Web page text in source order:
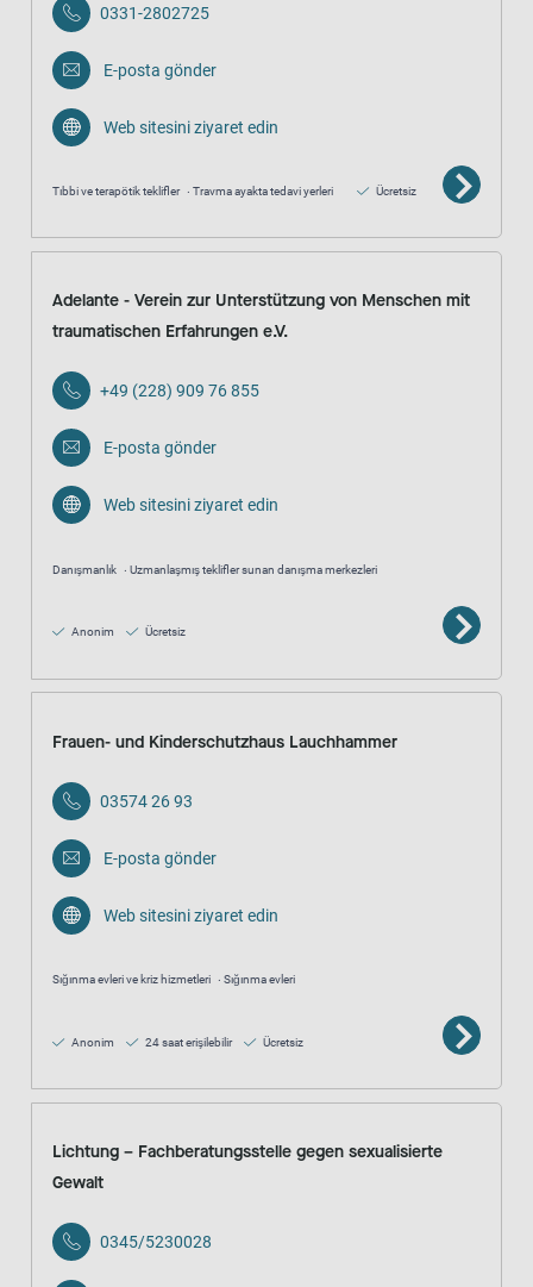
0331-2802725
E-posta gönder
Web sitesini ziyaret edin
Tıbbi ve terapötik teklifler Travma ayakta tedavi yerleri Ücretsiz
Adelante - Verein zur Unterstützung von Menschen mit
traumatischen Erfahrungen e.V.
+49 (228) 909 76 855
E-posta gönder
Web sitesini ziyaret edin
Danışmanlık Uzmanlaşmış teklifler sunan danışma merkezleri
Anonim Ücretsiz
Frauen- und Kinderschutzhaus Lauchhammer
03574 26 93
E-posta gönder
Web sitesini ziyaret edin
Sığınma evleri ve kriz hizmetleri Sığınma evleri
Anonim 24 saat erişilebilir Ücretsiz
Lichtung – Fachberatungsstelle gegen sexualisierte
Gewalt
0345/5230028